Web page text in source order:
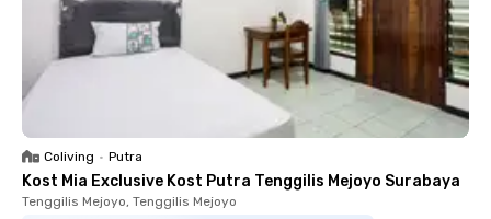
Coliving • Putra
Kost Mia Exclusive Kost Putra Tenggilis Mejoyo Surabaya
Tenggilis Mejoyo, Tenggilis Mejoyo